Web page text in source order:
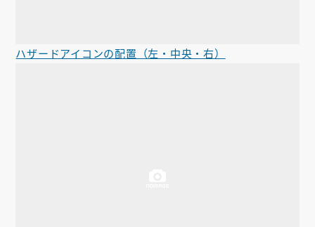
ハザードアイコンの配置（左・中央・右）